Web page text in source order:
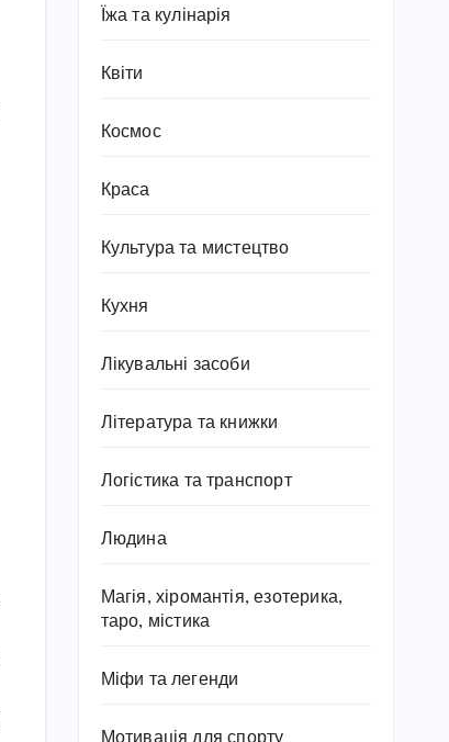
Їжа та кулінарія
Квіти
Космос
Краса
Культура та мистецтво
Кухня
Лікувальні засоби
Література та книжки
Логістика та транспорт
Людина
Магія, хіромантія, езотерика,
таро, містика
Міфи та легенди
Мотивація для спорту